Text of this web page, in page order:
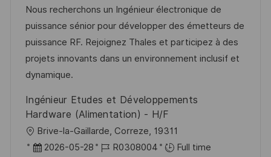
a
t
i
o
n
s
t
e
d
D
t
b
I
d
a
t
e
g
o
y
Nous recherchons un Ingénieur électronique de
puissance sénior pour développer des émetteurs de
puissance RF. Rejoignez Thales et participez à des
projets innovants dans un environnement inclusif et
dynamique.
Ingénieur Etudes et Développements
Hardware (Alimentation) - H/F
L
o
Brive-la-Gaillarde, Correze, 19311
P 2026-05-28
J
R0308004
Full time